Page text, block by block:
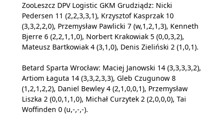
ZooLeszcz DPV Logistic GKM Grudziądz: Nicki
Pedersen 11 (2,2,3,3,1), Krzysztof Kasprzak 10
(3,3,2,2,0), Przemysław Pawlicki 7 (w,1,2,1,3), Kenneth
Bjerre 6 (2,2,1,1,0), Norbert Krakowiak 5 (0,0,3,2),
Mateusz Bartkowiak 4 (3,1,0), Denis Zieliński 2 (1,0,1).
Betard Sparta Wrocław: Maciej Janowski 14 (3,3,3,3,2),
Artiom Łaguta 14 (3,3,2,3,3), Gleb Czugunow 8
(1,2,1,2,2), Daniel Bewley 4 (2,1,0,0,1), Przemysław
Liszka 2 (0,0,1,1,0), Michał Curzytek 2 (2,0,0,0), Tai
Woffinden 0 (u,-,-,-).